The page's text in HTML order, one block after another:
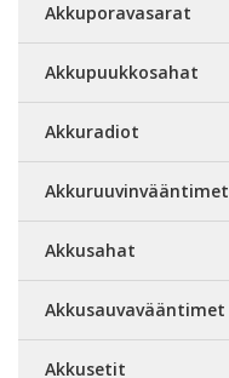
Akkuporavasarat
Akkupuukkosahat
Akkuradiot
Akkuruuvinvääntimet
Akkusahat
Akkusauvavääntimet
Akkusetit